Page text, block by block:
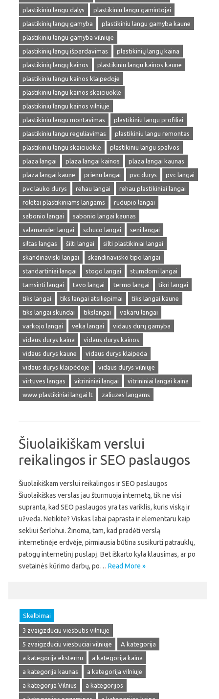
plastikiniu langu dalys
plastikiniu langu gamintojai
plastikinių langų gamyba
plastikiniu langu gamyba kaune
plastikiniu langu gamyba vilniuje
plastikinių langų išpardavimas
plastikinių langų kaina
plastikinių langų kainos
plastikiniu langu kainos kaune
plastikiniu langu kainos klaipedoje
plastikiniu langu kainos skaiciuokle
plastikiniu langu kainos vilniuje
plastikiniu langu montavimas
plastikiniu langu profiliai
plastikiniu langu reguliavimas
plastikiniu langu remontas
plastikiniu langu skaiciuokle
plastikiniu langu spalvos
plaza langai
plaza langai kainos
plaza langai kaunas
plaza langai kaune
prienu langai pvc durys
pvc langai
pvc lauko durys
rehau langai
rehau plastikiniai langai
roletai plastikiniams langams
rudupio langai
sabonio langai
sabonio langai kaunas
salamander langai
schuco langai
seni langai
siltas langas
šilti langai
silti plastikiniai langai
skandinaviski langai
skandinavisko tipo langai
standartiniai langai
stogo langai
stumdomi langai
tamsinti langai
tavo langai termo langai
tikri langai
tiks langai
tiks langai atsiliepimai
tiks langai kaune
tiks langai skundai
tikslangai
vakaru langai
varkojo langai
veka langai
vidaus durų gamyba
vidaus durys kaina
vidaus durys kainos
vidaus durys kaune
vidaus durys klaipeda
vidaus durys klaipėdoje
vidaus durys vilniuje
virtuves langas
vitrininiai langai
vitrininiai langai kaina
www plastikiniai langai lt
zaliuzes langams
Šiuolaikiškam verslui
reikalingos ir SEO paslaugos
Šiuolaikiškam verslui reikalingos ir SEO paslaugos
Šiuolaikiškas verslas jau šturmuoja internetą, tik ne visi
supranta, kad SEO paslaugos yra tas variklis, kuris viską ir
užveda. Netikite? Viskas labai paprasta ir elementaru kaip
sekliui Šerlohui. Žinoma, tam, kad pradėti verslą
internetinėje erdvėje, pirmiausia būtina susikurti patrauklų,
patogų internetinį puslapį. Bet iškarto kyla klausimas, ar po
svetainės kūrimo darbų, po… Read More »
Skelbimai
3 zvaigzduciu viesbutis vilniuje
5 zvaigzduciu viesbuciai vilniuje
A kategorija
a kategorija eksternu
a kategorija kaina
a kategorija kaunas
a kategorija vilniuje
a kategorija Vilnius
a kategorijos